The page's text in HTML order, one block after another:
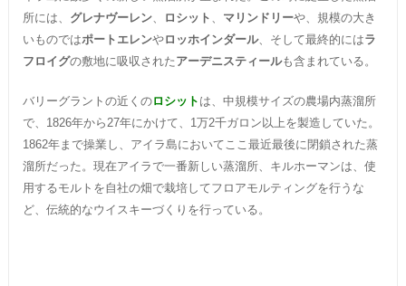
所には、 グレナヴーレン、 ロシット マリンドリーや、規模の大き
いものではポートエレンやロッホインダール、そして最終的にはラ
フロイグの敷地に吸収されたアーデニスティールも含まれている。
バリーグラントの近くのロシット は、中規模サイズの農場内蒸溜所
で、1826年から27年にかけて、1万2千ガロン以上を製造していた。
1862年まで操業し、アイラ島においてここ最近最後に閉鎖された蒸
溜所だった。現在アイラで一番新しい蒸溜所、キルホーマンは、使
用するモルトを自社の畑で栽培してフロアモルティングを行うな
ど、伝統的なウイスキーづくりを行っている。